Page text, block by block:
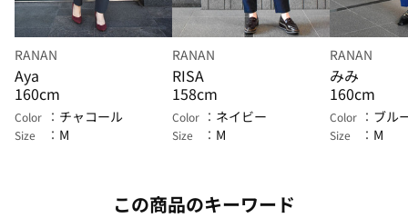
RANAN
Aya
160cm
Color チャコール
Size M
RANAN
RISA
158cm
Color ネイビー
Size M
RANAN
みみ
160cm
Color ブル
Size M
この商品のキーワード